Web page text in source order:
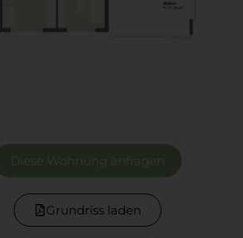
Diese Wohnung anfragen
Grundriss laden